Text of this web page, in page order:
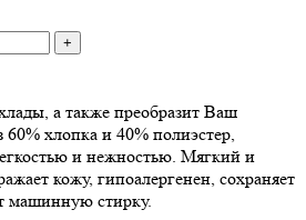
+
а также преобразит Ваш
хлопка и 40% полиэстер,
и нежностью. Мягкий и
кожу, гипоалергенен, сохраняет
машинную стирку.